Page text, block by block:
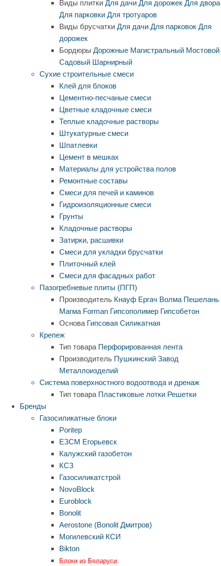
Виды плитки Для дачи Для дорожек Для двора
Для парковки Для тротуаров
Виды брусчатки Для дачи Для парковок Для
дорожек
Бордюры Дорожные Магистральный Мостовой
Садовый Шарнирный
Сухие строительные смеси
Клей для блоков
Цементно-песчаные смеси
Цветные кладочные смеси
Теплые кладочные растворы
Штукатурные смеси
Шпатлевки
Цемент в мешках
Материалы для устройства полов
Ремонтные составы
Смеси для печей и каминов
Гидроизоляционные смеси
Грунты
Кладочные растворы
Затирки, расшивки
Смеси для укладки брусчатки
Плиточный клей
Смеси для фасадных работ
Пазогребневые плиты (ПГП)
Производитель Кнауф Ергач Волма Пешелань
Магма Forman Гипсополимер Гипсобетон
Основа Гипсовая Силикатная
Крепеж
Тип товара Перфорированная лента
Производитель Пушкинский Завод
Металлоизделий
Система поверхностного водоотвода и дренаж
Тип товара Пластиковые лотки Решетки
Бренды
Газосиликатные блоки
Poritep
ЕЗСМ Егорьевск
Калужский газобетон
КСЗ
Газосиликатстрой
NovoBlock
Euroblock
Bonolit
Aerostone (Bonolit Дмитров)
Могилевский КСИ
Bikton
Блоки из Беларуси